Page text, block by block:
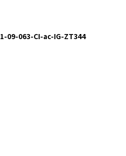
09-063-CI-ac-IG-ZT344